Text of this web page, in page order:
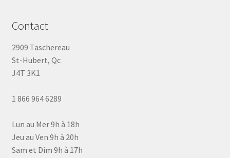
Contact
2909 Taschereau
St-Hubert, Qc
J4T 3K1
1 866 964 6289
Lun au Mer 9h à 18h
Jeu au Ven 9h à 20h
Sam et Dim 9h à 17h